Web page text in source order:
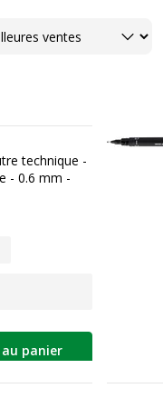
technique -
- 0.6 mm -
panier